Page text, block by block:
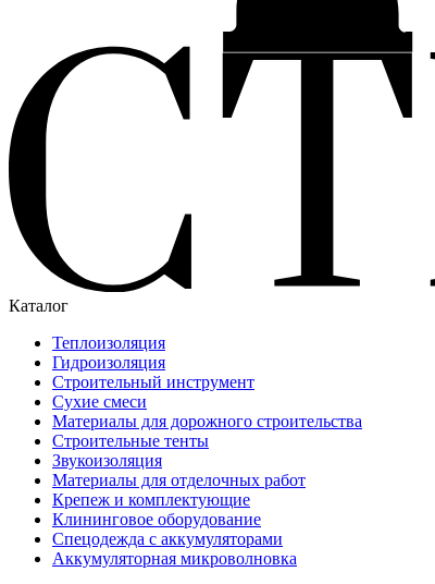
Каталог
Теплоизоляция
Гидроизоляция
Строительный инструмент
Сухие смеси
Материалы для дорожного строительства
Строительные тенты
Звукоизоляция
Материалы для отделочных работ
Крепеж и комплектующие
Клининговое оборудование
Спецодежда с аккумуляторами
Аккумуляторная микроволновка